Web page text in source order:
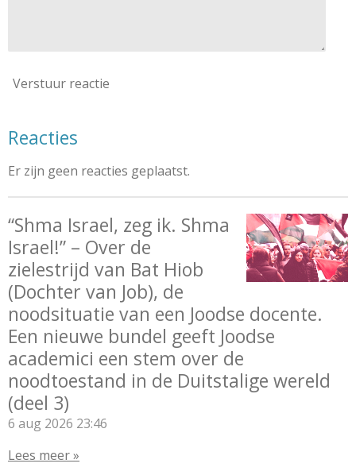
Verstuur reactie
Reacties
Er zijn geen reacties geplaatst.
“Shma Israel, zeg ik. Shma
Israel!” – Over de
zielestrijd van Bat Hiob
(Dochter van Job), de
noodsituatie van een Joodse docente.
Een nieuwe bundel geeft Joodse
academici een stem over de
noodtoestand in de Duitstalige wereld
(deel 3)
6 aug 2026 23:46
Lees meer »